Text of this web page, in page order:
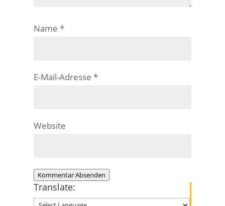
Name*
E-Mail-Adresse*
Website
Kommentar Absenden
Translate: